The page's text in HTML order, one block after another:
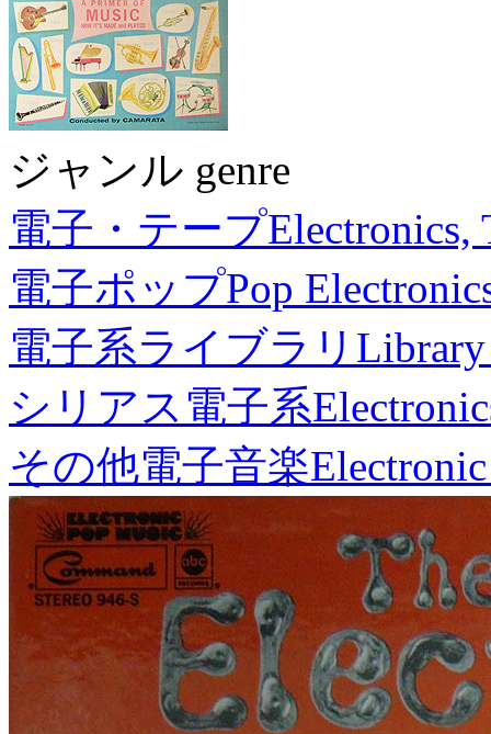
ジャンル genre
電子・テープElectronics,
電子ポップPop
電子系ライブラリ
シリアス電子系
その他電子音楽